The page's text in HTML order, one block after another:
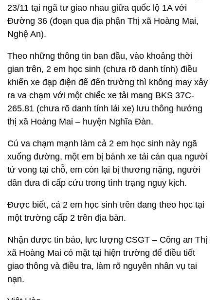
23/11 tại ngã tư giao nhau giữa quốc lộ 1A với
Đường 36 (đoạn qua địa phận Thị xã Hoàng Mai,
Nghệ An).
Theo những thông tin ban đầu, vào khoảng thời
gian trên, 2 em học sinh (chưa rõ danh tính) điều
khiển xe đạp điện để đến trường thì không may xảy
ra va chạm với một chiếc xe tải mang BKS 37C-
265.81 (chưa rõ danh tính lái xe) lưu thông hướng
thị xã Hoàng Mai – huyện Nghĩa Đàn.
Cú va chạm mạnh làm cả 2 em học sinh này ngã
xuống đường, một em bị bánh xe tải cán qua người
tử vong tại chỗ, em còn lại bị thương nặng, người
dân đưa đi cấp cứu trong tình trạng nguy kịch.
Được biết, cả 2 em học sinh trên đang theo học tại
một trường cấp 2 trên địa bàn.
Nhận được tin báo, lực lượng CSGT – Công an Thị
xã Hoàng Mai có mặt tại hiện trường để điều tiết
giao thông và điều tra, làm rõ nguyên nhân vụ tai
nạn.